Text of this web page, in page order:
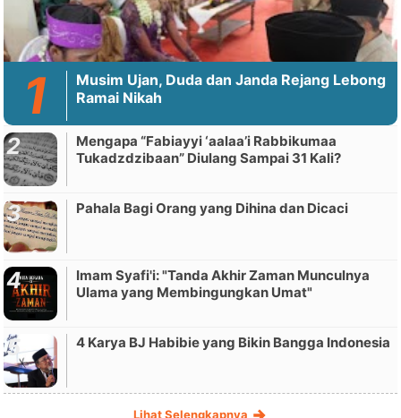
Musim Ujan, Duda dan Janda Rejang Lebong
Ramai Nikah
Mengapa “Fabiayyi ‘aalaa’i Rabbikumaa
Tukadzdzibaan” Diulang Sampai 31 Kali?
Pahala Bagi Orang yang Dihina dan Dicaci
Imam Syafi'i: "Tanda Akhir Zaman Munculnya
Ulama yang Membingungkan Umat"
4 Karya BJ Habibie yang Bikin Bangga Indonesia
Lihat Selengkapnya